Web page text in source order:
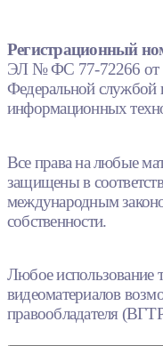
Регистрационный
ЭЛ № ФС 77-72266 от
Федеральной службой
информационных
Все права на любые
защищены в
международным
собственности.
Любое использование
видеоматериалов
правообладателя